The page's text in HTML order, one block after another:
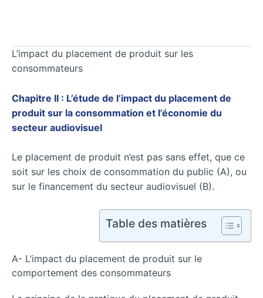
L’impact du placement de produit sur les
consommateurs
Chapitre II : L’étude de l’impact du placement de
produit sur la consommation et l’économie du
secteur audiovisuel
Le placement de produit n’est pas sans effet, que ce
soit sur les choix de consommation du public (A), ou
sur le financement du secteur audiovisuel (B).
Table des matières
A- L’impact du placement de produit sur le
comportement des consommateurs